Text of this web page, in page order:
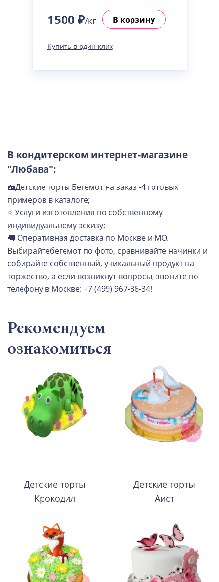
1500 ₽/кг В корзину
Купить в один клик
В кондитерском интернет-магазине
"Любава":
🍰Детские торты Бегемот на заказ -4 готовых
примеров в каталоге;
⭐ Услуги изготовления по собственному
индивидуальному эскизу;
🚚 Оперативная доставка по Москве и МО.
Выбирайтебегемот по фото, сравнивайте начинки и
собирайте собственный, уникальный продукт на
торжество, а если возникнут вопросы, звоните по
телефону в Москве: +7 (499) 967-86-34!
Рекомендуем
ознакомиться
Детские торты
Крокодил
Детские торты
Аист